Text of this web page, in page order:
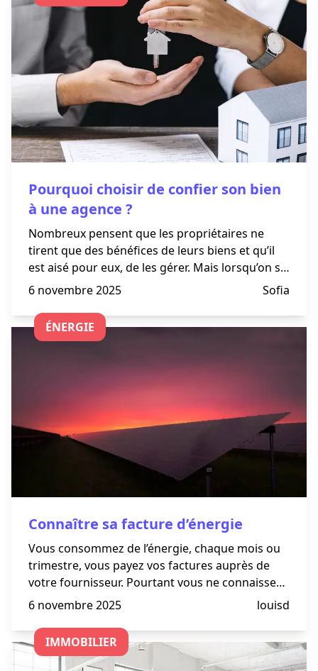
Pourquoi choisir de confier son bien
à une agence ?
Nombreux pensent que les propriétaires ne
tirent que des bénéfices de leurs biens et qu’il
est aisé pour eux, de les gérer. Mais lorsqu’on se
penche davantage sur la question, qu’en est-il
6 novembre 2025 Sofia
ÉNERGIE
Connaître sa facture d’énergie
Vous consommez de l’énergie, chaque mois ou
trimestre, vous payez vos factures auprès de
votre fournisseur. Pourtant vous ne connaissez
pas toujours les termes indiqués (sur votre
même vous n’avez pas l’ensemble des détails.
6 novembre 2025 louisd
IMMOBILIER